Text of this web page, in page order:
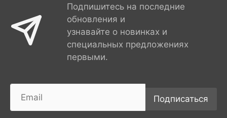
Подпишитесь на последние
обновления и
узнавайте о новинках и
специальных предложениях
первыми.
Подписаться